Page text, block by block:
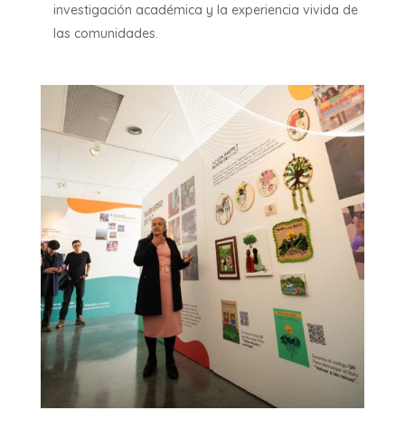
investigación académica y la experiencia vivida de
las comunidades.